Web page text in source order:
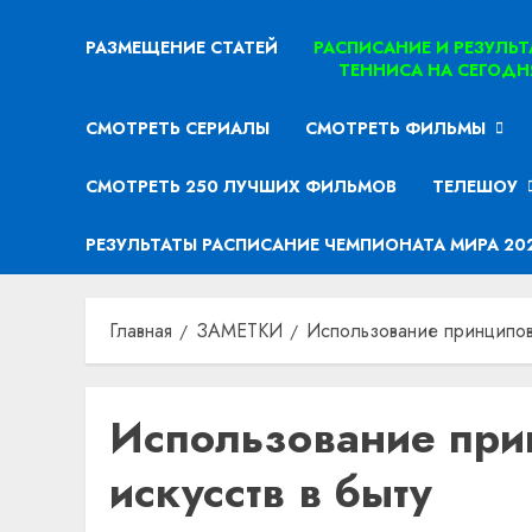
РАЗМЕЩЕНИЕ СТАТЕЙ
РАСПИСАНИЕ И
ТЕННИСА НА
СМОТРЕТЬ СЕРИАЛЫ СМОТРЕТЬ ФИЛЬМЫ
СМОТРЕТЬ 250 ЛУЧШИХ ФИЛЬМОВ ТЕЛЕШОУ
РЕЗУЛЬТАТЫ РАСПИСАНИЕ ЧЕМПИОНАТА МИРА
Главная ЗАМЕТКИ Использование
Использование
искусств в быту